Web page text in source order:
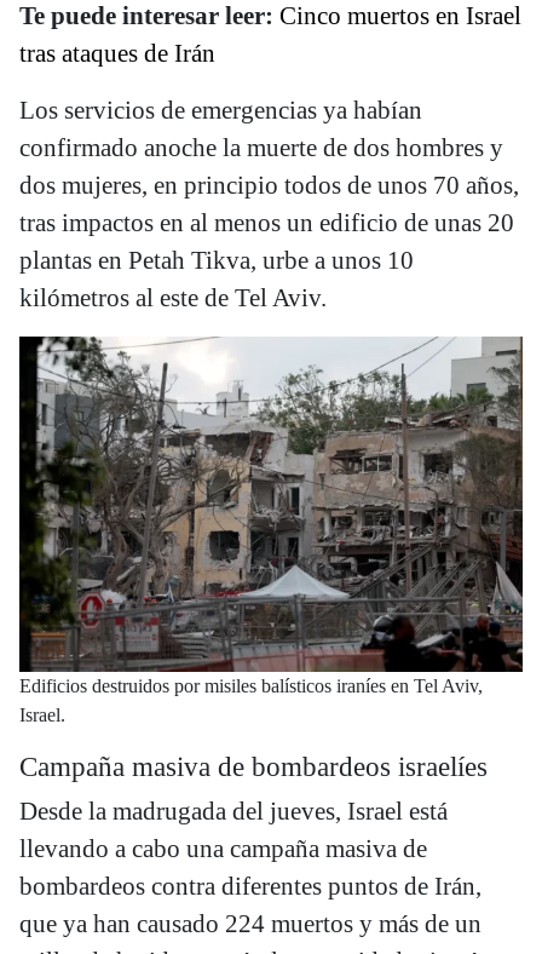
Te puede interesar leer: Cinco muertos en Israel
tras ataques de Irán
Los servicios de emergencias ya habían
confirmado anoche la muerte de dos hombres y
dos mujeres, en principio todos de unos 70 años,
tras impactos en al menos un edificio de unas 20
plantas en Petah Tikva, urbe a unos 10
kilómetros al este de Tel Aviv.
Edificios destruidos por misiles balísticos iraníes en Tel Aviv,
Israel.
Campaña masiva de bombardeos israelíes
Desde la madrugada del jueves, Israel está
llevando a cabo una campaña masiva de
bombardeos contra diferentes puntos de Irán,
que ya han causado 224 muertos y más de un